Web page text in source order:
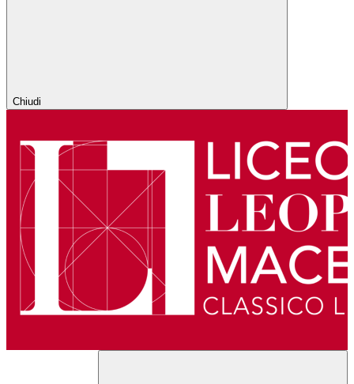
Chiudi